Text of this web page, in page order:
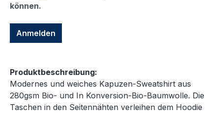
können.
Anmelden
Produktbeschreibung:
Modernes und weiches Kapuzen-Sweatshirt aus
280gsm Bio- und In Konversion-Bio-Baumwolle. Die
Taschen in den Seitennähten verleihen dem Hoodie